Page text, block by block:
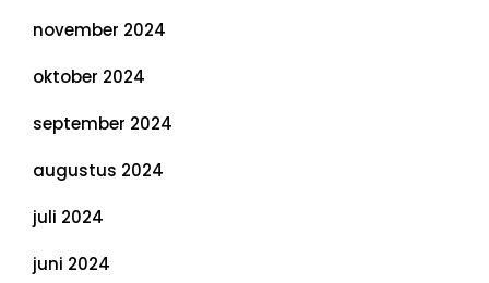
november 2024
oktober 2024
september 2024
augustus 2024
juli 2024
juni 2024